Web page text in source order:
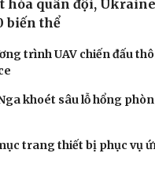
nay 8/8: Giá dầu
Hormuz
8/8: Giá bán USD hạ
8/8: Giá vàng trong nước